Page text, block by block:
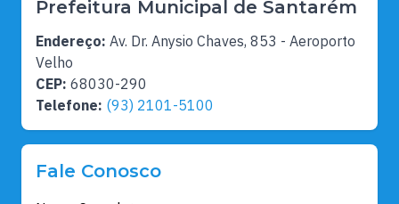
Prefeitura Municipal de Santarém
Endereço: Av. Dr. Anysio Chaves, 853 - Aeroporto
Velho
CEP: 68030-290
Telefone: (93) 2101-5100
Fale Conosco